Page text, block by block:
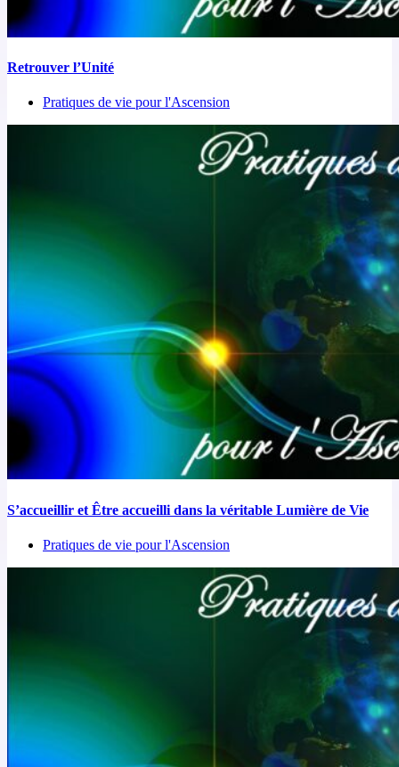
Retrouver l’Unité
Pratiques de vie pour l'Ascension
S’accueillir et Être accueilli dans la véritable Lumière de Vie
Pratiques de vie pour l'Ascension